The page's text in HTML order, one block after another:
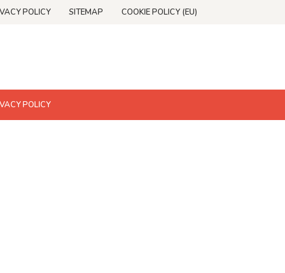
POLICY SITEMAP COOKIE POLICY (EU)
POLICY